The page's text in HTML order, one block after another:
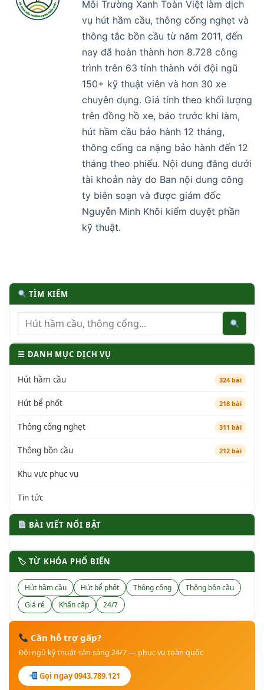
Môi Trường Xanh Toàn Việt làm dịch
vụ hút hầm cầu, thông cống nghẹt và
thông tắc bồn cầu từ năm 2011, đến
nay đã hoàn thành hơn 8.728 công
trình trên 63 tỉnh thành với đội ngũ
150+ kỹ thuật viên và hơn 30 xe
chuyên dụng. Giá tính theo khối lượng
trên đồng hồ xe, báo trước khi làm,
hút hầm cầu bảo hành 12 tháng,
thông cống ca nặng bảo hành đến 12
tháng theo phiếu. Nội dung đăng dưới
tài khoản này do Ban nội dung công
ty biên soạn và được giám đốc
Nguyễn Minh Khôi kiểm duyệt phần
kỹ thuật.
TÌM KIẾM
☰ DANH MỤC DỊCH VỤ
Hút hầm cầu 324 bài
Hút bể phốt 218 bài
Thông cống nghẹt 311 bài
Thông bồn cầu 212 bài
Khu vực phục vụ
Tin tức
BÀI VIẾT NỔI BẬT
🏷 TỪ KHÓA PHỔ BIẾN
Hút hầm cầu Hút bể phốt Thông cống
Thông bồn cầu
Giá rẻ
Khẩn cấp 24/7
Cần hỗ trợ gấp?
Đội ngũ kỹ thuật sẵn sàng 24/7 — phục vụ toàn quốc
Gọi ngay 0943.789.121